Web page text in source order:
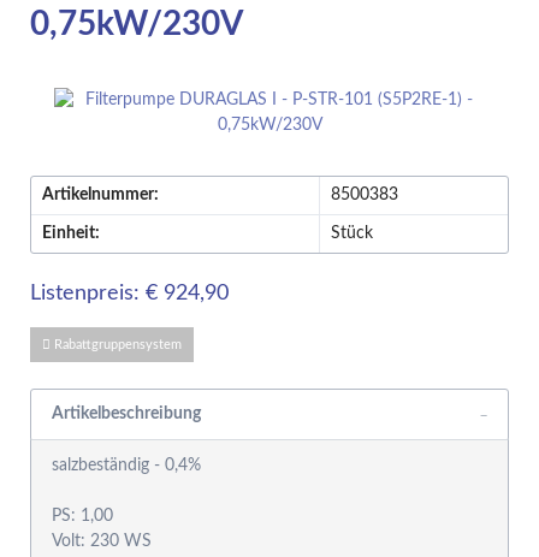
0,75kW/230V
Artikelnummer: 8500383
Einheit: Stück
Listenpreis: € 924,90
Rabattgruppensystem
Artikelbeschreibung
salzbeständig - 0,4%
PS: 1,00
Volt: 230 WS